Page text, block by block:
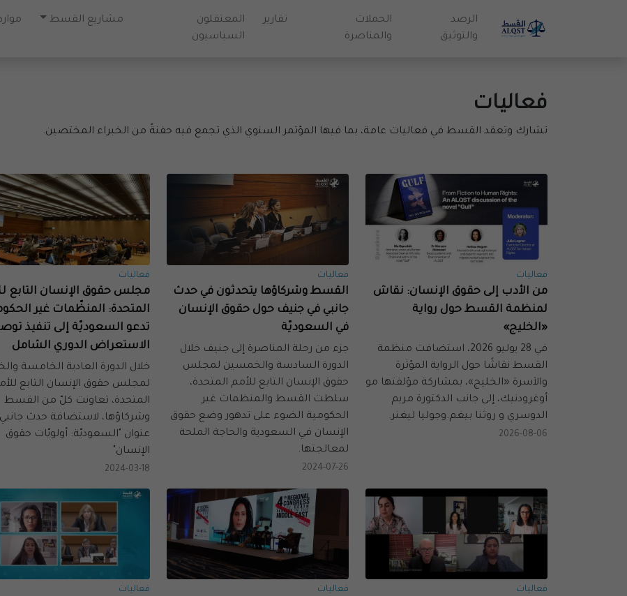
الرصد
والتوثيق
الحملات
والمناصرة
تقارير
المعتقلون
السياسيون
مشاريع القسط
فعاليات
تشارك وتعقد القسط في فعاليات عامة، بما فيها المؤتمر السنوي الذي تجمع فيه حفنةً من الخبراء المختصين.
فعاليات
من الأدب إلى حقوق الإنسان: نقاش
لمنظمة القسط حول رواية
«الخليج»
في 28 يوليو 2026، استضافت منظمة
القسط نقاشًا حول الرواية المؤثرة
والآسرة «الخليج»، بمشاركة مؤلفتها مو
أوغرودنيك، إلى جانب الدكتورة مريم
الدوسري و روثنا بيغم.وجوليا ليغنر.
2026-08-06
فعاليات
القسط وشركاؤها يتحدثون في حدث
جانبي في جنيف حول حقوق الإنسان
في السعوديّة
جزء من رحلة المناصرة إلى جنيف خلال
الدورة السادسة والخمسين لمجلس
حقوق الإنسان التابع للأمم المتحدة،
سلطت القسط والمنظمات غير
الحكومية الضوء على تدهور وضع حقوق
الإنسان في السعودية والحاجة الملحة
لمعالجتها.
2024-07-26
فعاليات
مجلس حقوق الإنسان التابع
المتحدة: المنظّمات غير
تدعو السعوديّة إلى تنفيذ
الاستعراض الدوري الشامل
خلال الدورة العادية الخامسة
لمجلس حقوق الإنسان التابع
المتحدة، تعاونت كلّ من القسط
وشركاؤها، لاستضافة حدث
عنوان "السعوديّة: أولويّات حقوق
الإنسان"
2024-03-18
فعاليات فعاليات فعاليات